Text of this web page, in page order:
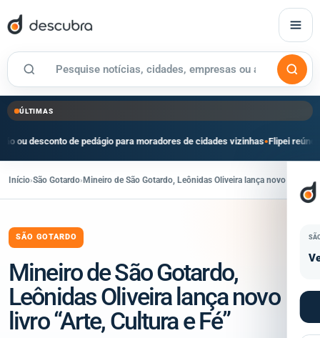
ÚLTIMAS
de pedágio para moradores de cidades vizinhas●Flipei reúne mais de
Início›São Gotardo›Mineiro de São Gotardo, Leônidas Oliveira lança novo livro
SÃO GOTARDO
Mineiro de São Gotardo,
Leônidas Oliveira lança novo
livro “Arte, Cultura e Fé”